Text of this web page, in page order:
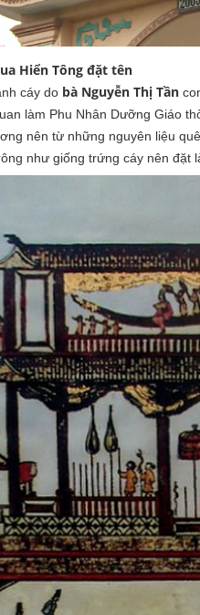
Hiển Tông đặt tên
cáy do bà Nguyễn Thị Tần
làm Phu Nhân Dưỡng Giáo
nên từ những nguyên liệu
như giống trứng cáy nên đặt